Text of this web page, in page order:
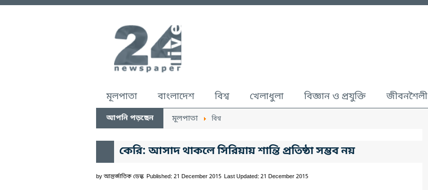
মূলপাতা বাংলাদেশ বিশ্ব খেলাধুলা বিজ্ঞান ও প্রযুক্তি জীবনশৈলী
আপনি পড়ছেন মূলপাতা বিশ্ব
কেরি: আসাদ থাকলে সিরিয়ায় শান্তি প্রতিষ্ঠা সম্ভব নয়
by আন্তর্জাতিক ডেস্ক Published: 21 December 2015 Last Updated: 21 December 2015